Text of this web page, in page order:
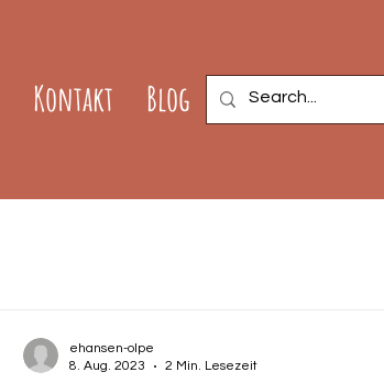
Kontakt Blog
ehansen-olpe
8. Aug. 2023
2 Min. Lesezeit